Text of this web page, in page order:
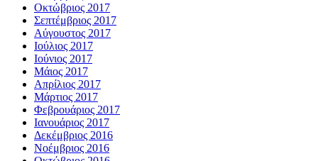
Οκτώβριος 2017
Σεπτέμβριος 2017
Αύγουστος 2017
Ιούλιος 2017
Ιούνιος 2017
Μάιος 2017
Απρίλιος 2017
Μάρτιος 2017
Φεβρουάριος 2017
Ιανουάριος 2017
Δεκέμβριος 2016
Νοέμβριος 2016